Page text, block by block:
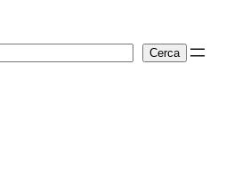
Cerca